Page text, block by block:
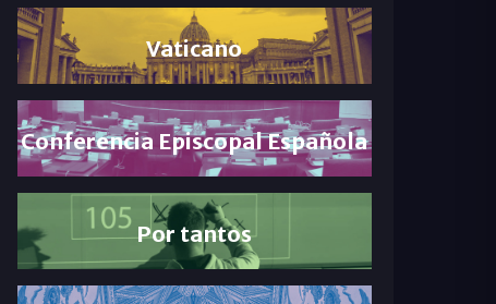
Vaticano
Conferencia Episcopal Española
Por tantos